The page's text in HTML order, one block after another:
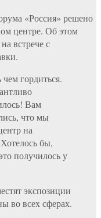
«Россия» решено
центре. Об этом
встрече с
гордиться.
Вам
что мы
на
бы,
получилось у
экспозиции
во всех сферах.